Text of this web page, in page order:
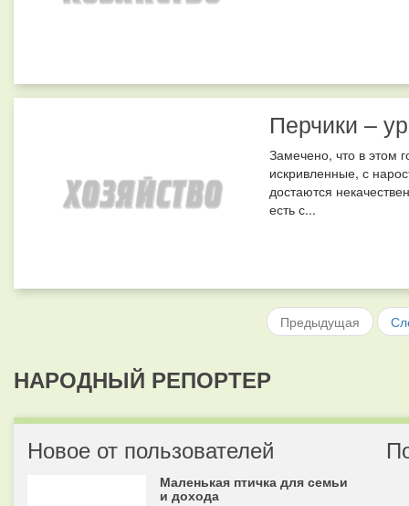
Перчики –
Замечено, что в этом
искривленные, с
достаются
есть с...
Предыдущая
НАРОДНЫЙ РЕПОРТЕР
Новое от пользователей
Маленькая птичка для семьи
и дохода